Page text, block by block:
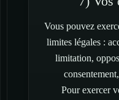
Vous pouvez
limites légales :
limitation,
Pour exercer